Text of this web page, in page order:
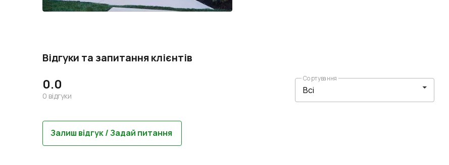
Відгуки та запитання клієнтів
0.0
0 відгуки
Сортування
Залиш відгук / Задай питання